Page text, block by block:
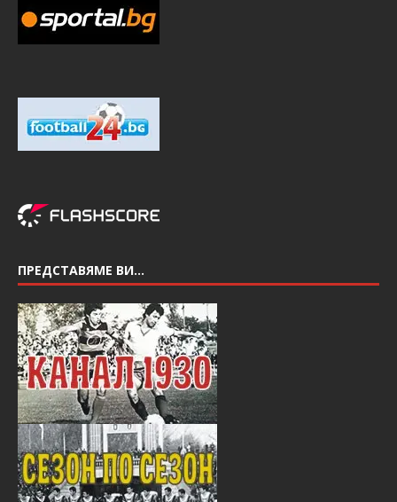
ПРЕДСТАВЯМЕ ВИ…